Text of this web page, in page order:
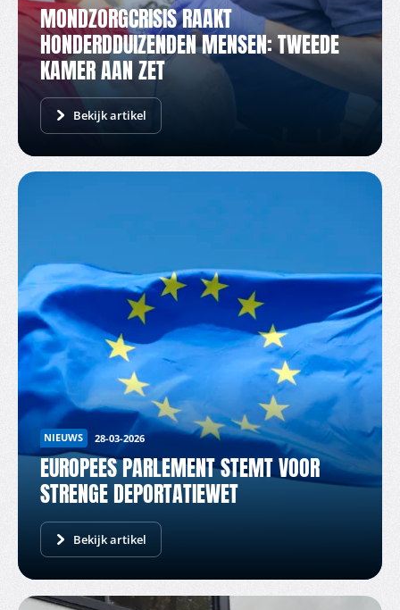
MONDZORGCRISIS RAAKT
HONDERDDUIZENDEN MENSEN: TWEEDE
KAMER AAN ZET
Bekijk artikel
NIEUWS 28-03-2026
EUROPEES PARLEMENT STEMT VOOR
STRENGE DEPORTATIEWET
Bekijk artikel